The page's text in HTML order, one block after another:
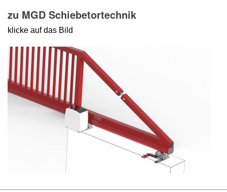
zu MGD Schiebetortechnik
klicke auf das Bild